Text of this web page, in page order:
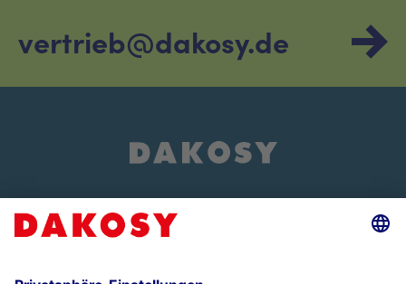
vertrieb@dakosy.de
Events und Veranstaltungen